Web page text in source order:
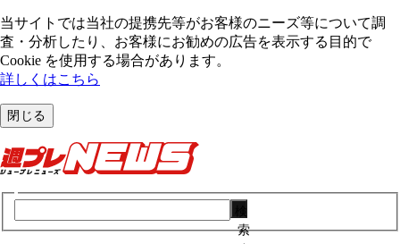
当サイトでは当社の提携先等がお客様のニーズ等について調
査・分析したり、お客様にお勧めの広告を表⽰する⽬的で
Cookie を使⽤する場合があります。
詳しくはこちら
閉じる
索